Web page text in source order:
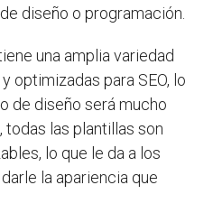
diseño o programación.
una amplia variedad
optimizadas para SEO, lo
de diseño será mucho
todas las plantillas son
lo que le da a los
la apariencia que